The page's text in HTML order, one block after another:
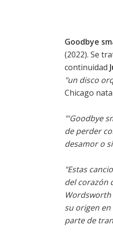
Goodbye
(2022). Se
continuidad
"un disco
Chicago
"'Goodbye
de perder
desamor o
"Estas
del corazón
su origen
parte de